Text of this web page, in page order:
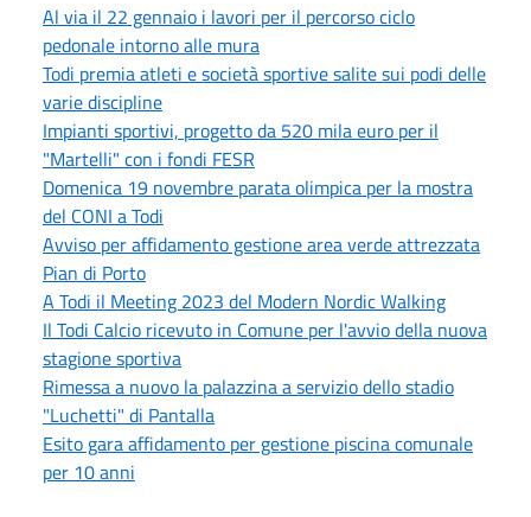
Al via il 22 gennaio i lavori per il percorso ciclo
pedonale intorno alle mura
Todi premia atleti e società sportive salite sui podi delle
varie discipline
Impianti sportivi, progetto da 520 mila euro per il
"Martelli" con i fondi FESR
Domenica 19 novembre parata olimpica per la mostra
del CONI a Todi
Avviso per affidamento gestione area verde attrezzata
Pian di Porto
A Todi il Meeting 2023 del Modern Nordic Walking
Il Todi Calcio ricevuto in Comune per l'avvio della nuova
stagione sportiva
Rimessa a nuovo la palazzina a servizio dello stadio
"Luchetti" di Pantalla
Esito gara affidamento per gestione piscina comunale
per 10 anni